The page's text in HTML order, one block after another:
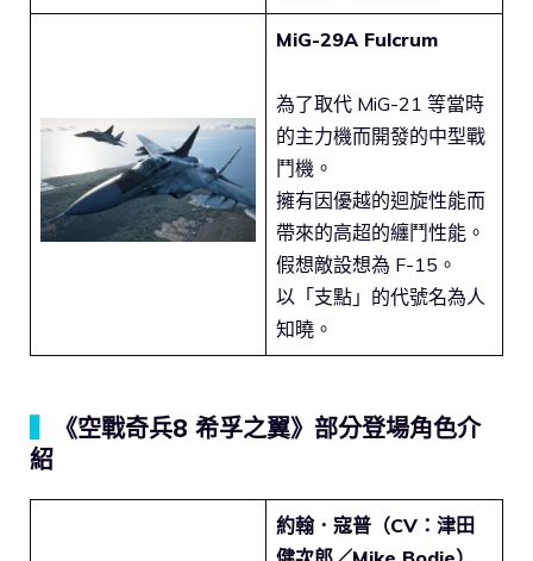
MiG-29A Fulcrum
為了取代 MiG-21 等當時
的主力機而開發的中型戰
鬥機。
擁有因優越的迴旋性能而
帶來的高超的纏鬥性能。
假想敵設想為 F-15。
以「支點」的代號名為人
知曉。
《空戰奇兵8 希孚之翼》部分登場角色介
紹
約翰．寇普（CV：津田